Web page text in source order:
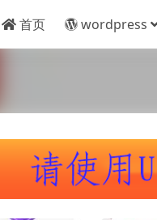
首页 wordpress